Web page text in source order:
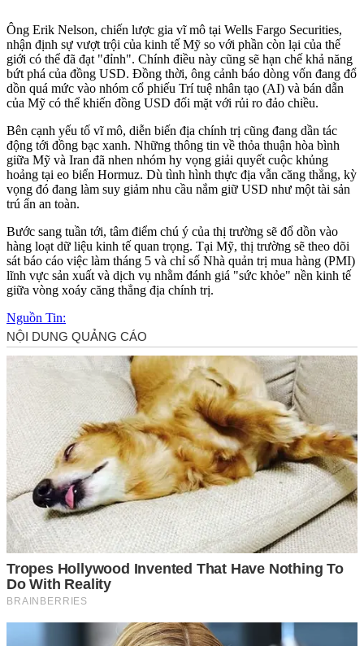
Ông Erik Nelson, chiến lược gia vĩ mô tại Wells Fargo Securities,
nhận định sự vượt trội của kinh tế Mỹ so với phần còn lại của thế
giới có thể đã đạt "đỉnh". Chính điều này cũng sẽ hạn chế khả năng
bứt phá của đồng USD. Đồng thời, ông cảnh báo dòng vốn đang đổ
dồn quá mức vào nhóm cổ phiếu Trí tuệ nhân tạo (AI) và bán dẫn
của Mỹ có thể khiến đồng USD đối mặt với rủi ro đảo chiều.
Bên cạnh yếu tố vĩ mô, diễn biến địa chính trị cũng đang dần tác
động tới đồng bạc xanh. Những thông tin về thỏa thuận hòa bình
giữa Mỹ và Iran đã nhen nhóm hy vọng giải quyết cuộc khủng
hoảng tại eo biển Hormuz. Dù tình hình thực địa vẫn căng thẳng, kỳ
vọng đó đang làm suy giảm nhu cầu nắm giữ USD như một tài sản
trú ẩn an toàn.
Bước sang tuần tới, tâm điểm chú ý của thị trường sẽ đổ dồn vào
hàng loạt dữ liệu kinh tế quan trọng. Tại Mỹ, thị trường sẽ theo dõi
sát báo cáo việc làm tháng 5 và chỉ số Nhà quản trị mua hàng (PMI)
lĩnh vực sản xuất và dịch vụ nhằm đánh giá "sức khỏe" nền kinh tế
giữa vòng xoáy căng thẳng địa chính trị.
Nguồn Tin: